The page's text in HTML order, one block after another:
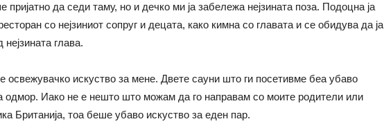
пријатно да седи таму, но и дечко ми ја забележа нејзината поза. Подоцна ја
со нејзиниот сопруг и децата, како кимна со главата и се обидува да ја
глава.
освежувачко искуство за мене. Двете сауни што ги посетивме беа убаво
одмор. Иако не е нешто што можам да го направам со моите родители или
Британија, тоа беше убаво искуство за еден пар.